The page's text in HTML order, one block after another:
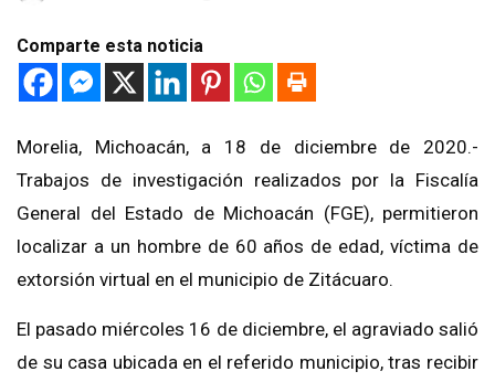
Comparte esta noticia
Morelia, Michoacán, a 18 de diciembre de 2020.-
Trabajos de investigación realizados por la Fiscalía
General del Estado de Michoacán (FGE), permitieron
localizar a un hombre de 60 años de edad, víctima de
extorsión virtual en el municipio de Zitácuaro.
El pasado miércoles 16 de diciembre, el agraviado salió
de su casa ubicada en el referido municipio, tras recibir